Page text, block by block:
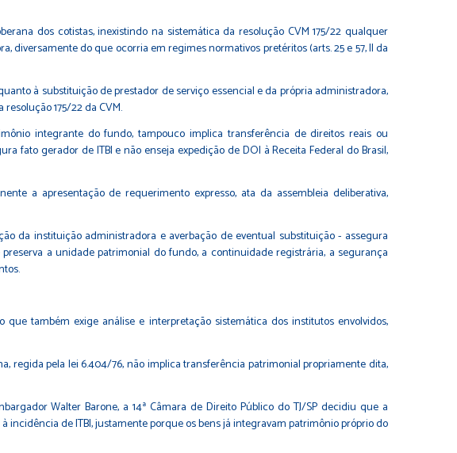
dos cotistas, inexistindo na sistemática da resolução CVM 175/22 qualquer
do que ocorria em regimes normativos pretéritos (arts. 25 e 57, II da
à substituição de prestador de serviço essencial e da própria administradora,
175/22 da CVM.
integrante do fundo, tampouco implica transferência de direitos reais ou
fato gerador de ITBI e não enseja expedição de DOI à Receita Federal do Brasil,
a apresentação de requerimento expresso, ata da assembleia deliberativa,
da instituição administradora e averbação de eventual substituição - assegura
a unidade patrimonial do fundo, a continuidade registrária, a segurança
também exige análise e interpretação sistemática dos institutos envolvidos,
regida pela lei 6.404/76, não implica transferência patrimonial propriamente dita,
Walter Barone, a 14ª Câmara de Direito Público do TJ/SP decidiu que a
de ITBI, justamente porque os bens já integravam patrimônio próprio do